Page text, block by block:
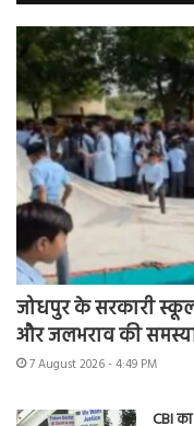
जोधपुर के सरकारी स्कूल
और जलभराव की समस्या
7 August 2026 - 4:49 PM
CBI